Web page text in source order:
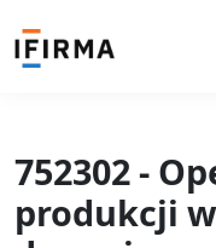
752302 -
produkcji